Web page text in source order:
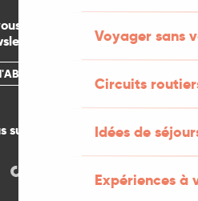
Voyager sans
Circuits
Idées de
Expériences à
gratuitement
mensuelle
sur les réseaux !